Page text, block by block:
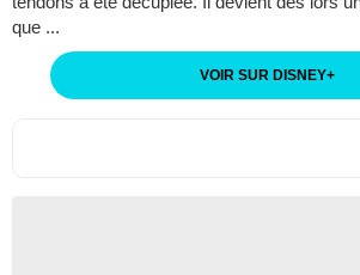
que ...
VOIR SUR DISNEY+